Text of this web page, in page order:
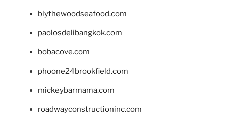
blythewoodseafood.com
paolosdelibangkok.com
bobacove.com
phoone24brookfield.com
mickeybarmama.com
roadwayconstructioninc.com